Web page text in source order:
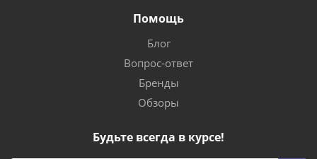
Помощь
Блог
Вопрос-ответ
Бренды
Обзоры
Будьте всегда в курсе!